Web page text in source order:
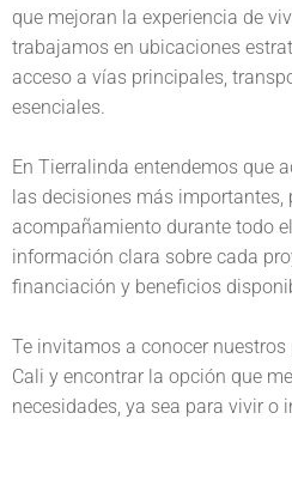
que mejoran la experiencia de
trabajamos en ubicaciones
acceso a vías principales,
esenciales.
En Tierralinda entendemos que
las decisiones más importantes,
acompañamiento durante todo
información clara sobre cada
financiación y beneficios
Te invitamos a conocer
Cali y encontrar la opción que
necesidades, ya sea para vivir o